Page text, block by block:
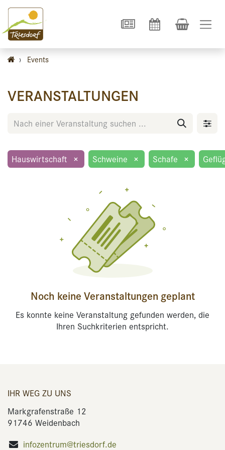
› Events
VERANSTALTUNGEN
Hauswirtschaft × Schweine × Schafe ×
Noch keine Veranstaltungen geplant
Es konnte keine Veranstaltung gefunden werden, die
Ihren Suchkriterien entspricht.
IHR WEG ZU UNS
Markgrafenstraße 12
91746 Weidenbach
infozentrum@triesdorf.de